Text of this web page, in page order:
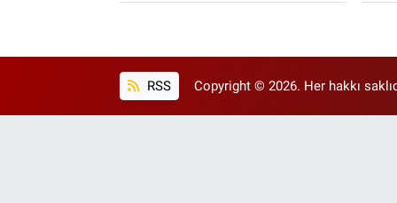
RSS Copyright © 2026. Her hakkı